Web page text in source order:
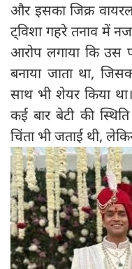
और इसका जिक्र
ट्विशा गहरे तनाव में
आरोप लगाया कि उस
बनाया जाता था,
साथ भी शेयर किया
कई बार बेटी की
चिंता भी जताई थी,